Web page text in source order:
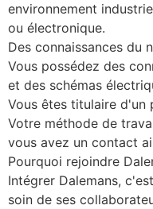
environnement
ou électronique.
Des connaissances du
Vous possédez des
et des schémas
Vous êtes titulaire d'un
Votre méthode de
vous avez un contact
Pourquoi rejoindre
Intégrer Dalemans,
soin de ses